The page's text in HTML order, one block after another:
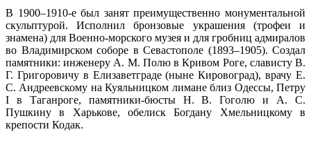
В 1900–1910-е был занят преимущественно монументальной
скульптурой. Исполнил бронзовые украшения (трофеи и
знамена) для Военно-морского музея и для гробниц адмиралов
во Владимирском соборе в Севастополе (1893–1905). Создал
памятники: инженеру А. М. Полю в Кривом Роге, слависту В.
Г. Григоровичу в Елизаветграде (ныне Кировоград), врачу Е.
С. Андреевскому на Куяльницком лимане близ Одессы, Петру
I в Таганроге, памятники-бюсты Н. В. Гоголю и А. С.
Пушкину в Харькове, обелиск Богдану Хмельницкому в
крепости Кодак.